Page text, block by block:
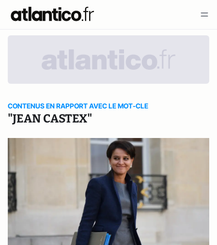
CONTENUS EN RAPPORT AVEC LE MOT-CLE
"JEAN CASTEX"